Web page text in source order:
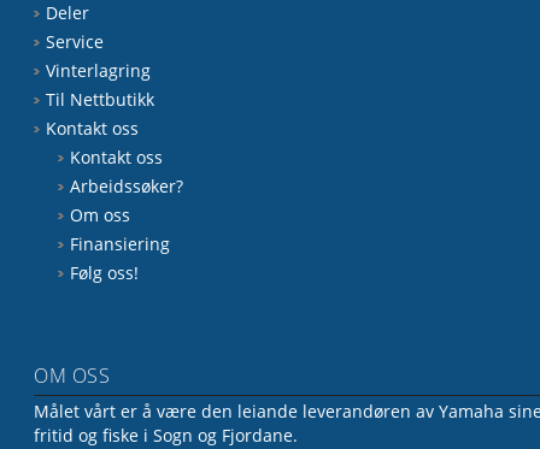
Deler
Service
Vinterlagring
Til Nettbutikk
Kontakt oss
Kontakt oss
Arbeidssøker?
Om oss
Finansiering
Følg oss!
OM OSS
Målet vårt er å være den leiande leverandøren av Yamaha
fritid og fiske i Sogn og Fjordane.